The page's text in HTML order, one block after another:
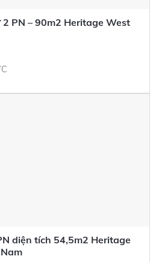
PN – 90m2 Heritage West
diện tích 54,5m2 Heritage